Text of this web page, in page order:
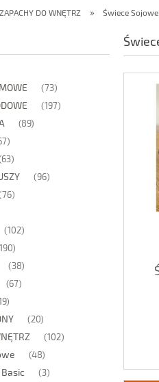
ZAPACHY DO WNĘTRZ » Świece Sojowe
(73)
(197)
(89)
(96)
(102)
(38)
(67)
(20)
(102)
(48)
(3)